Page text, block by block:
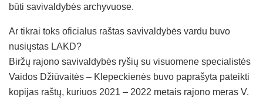
būti savivaldybės archyvuose.
Ar tikrai toks oficialus raštas savivaldybės vardu buvo
nusiųstas LAKD?
Biržų rajono savivaldybės ryšių su visuomene specialistės
Vaidos Džiūvaitės – Klepeckienės buvo paprašyta pateikti
kopijas raštų, kuriuos 2021 – 2022 metais rajono meras V.